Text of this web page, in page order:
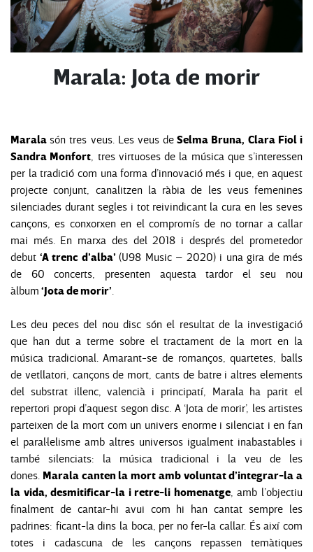
Marala: Jota de morir
Marala són tres veus. Les veus de Selma Bruna, Clara Fiol i
Sandra Monfort, tres virtuoses de la música que s’interessen
per la tradició com una forma d’innovació més i que, en aquest
projecte conjunt, canalitzen la ràbia de les veus femenines
silenciades durant segles i tot reivindicant la cura en les seves
cançons, es conxorxen en el compromís de no tornar a callar
mai més. En marxa des del 2018 i després del prometedor
debut ‘A trenc d’alba’ (U98 Music – 2020) i una gira de més
de 60 concerts, presenten aquesta tardor el seu nou
àlbum ‘Jota de morir’.
Les deu peces del nou disc són el resultat de la investigació
que han dut a terme sobre el tractament de la mort en la
música tradicional. Amarant-se de romanços, quartetes, balls
de vetllatori, cançons de mort, cants de batre i altres elements
del substrat illenc, valencià i principatí, Marala ha parit el
repertori propi d’aquest segon disc. A ‘Jota de morir’, les artistes
parteixen de la mort com un univers enorme i silenciat i en fan
el paral·lelisme amb altres universos igualment inabastables i
també silenciats: la música tradicional i la veu de les
dones. Marala canten la mort amb voluntat d’integrar-la a
la vida, desmitificar-la i retre-li homenatge, amb l’objectiu
finalment de cantar-hi avui com hi han cantat sempre les
padrines: ficant-la dins la boca, per no fer-la callar. És així com
totes i cadascuna de les cançons repassen temàtiques